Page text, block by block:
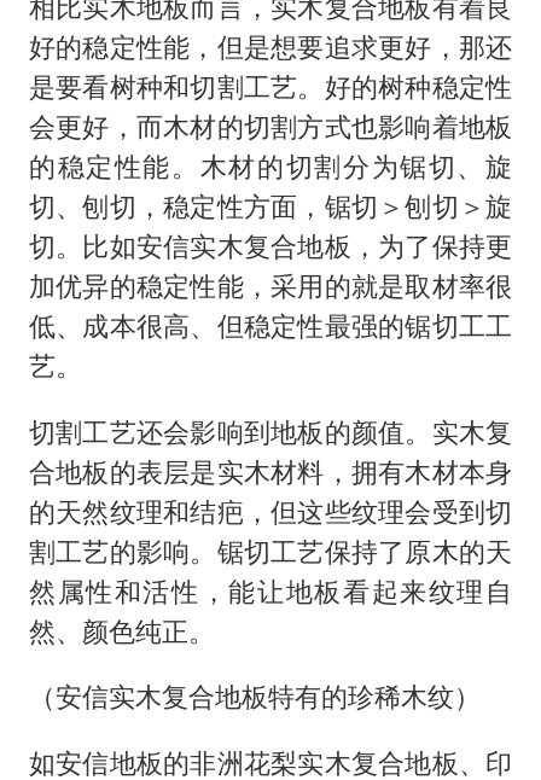
好的稳定性能，但是想要追求更好，那还
是要看树种和切割工艺。好的树种稳定性
会更好，而木材的切割方式也影响着地板
的稳定性能。木材的切割分为锯切、旋
切、刨切，稳定性方面，锯切＞刨切＞旋
切。比如安信实木复合地板，为了保持更
加优异的稳定性能，采用的就是取材率很
低、成本很高、但稳定性最强的锯切工工
艺。
切割工艺还会影响到地板的颜值。实木复
合地板的表层是实木材料，拥有木材本身
的天然纹理和结疤，但这些纹理会受到切
割工艺的影响。锯切工艺保持了原木的天
然属性和活性，能让地板看起来纹理自
然、颜色纯正。
（安信实木复合地板特有的珍稀木纹）
如安信地板的非洲花梨实木复合地板、印